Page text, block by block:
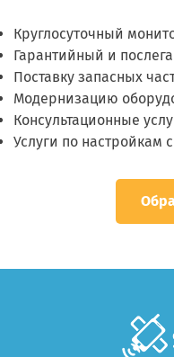
Круглосуточный
Гарантийный и
Поставку запасных
Модернизацию
Консультационные
Услуги по настройкам